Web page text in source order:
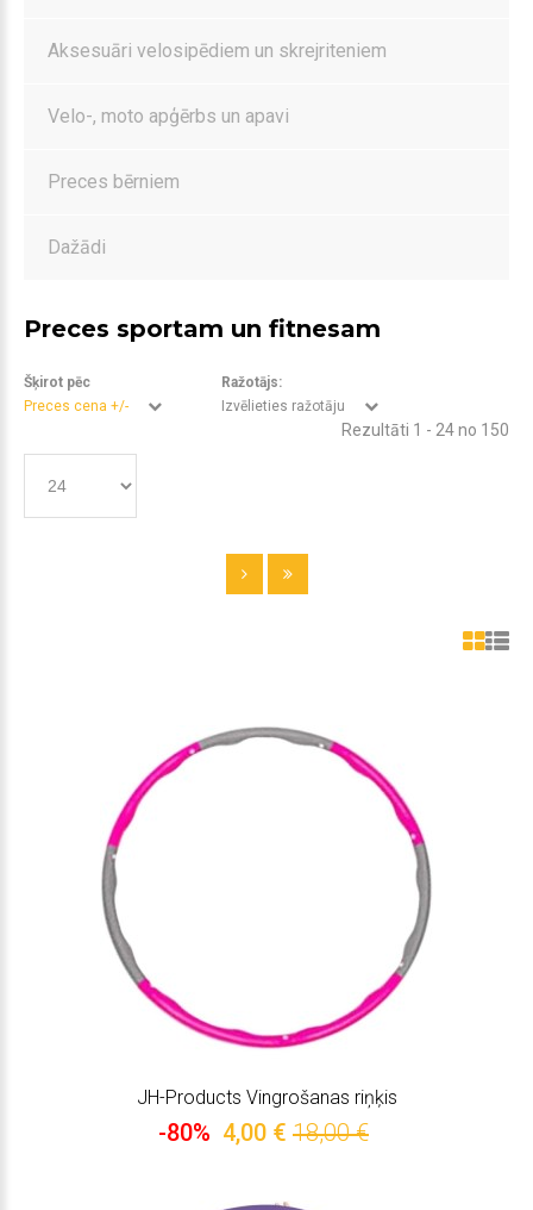
Aksesuāri velosipēdiem un skrejriteniem
Velo-, moto apģērbs un apavi
Preces bērniem
Dažādi
Preces sportam un fitnesam
Šķirot pēc
Preces cena +/-
Ražotājs:
Izvēlieties ražotāju
Rezultāti 1 - 24 no 150
JH-Products Vingrošanas riņķis
-80% 4,00 € 18,00 €